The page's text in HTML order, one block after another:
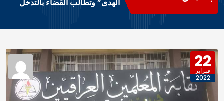
الهدى” وتطالب القضاء بالتدخل
22
فبراير
2022